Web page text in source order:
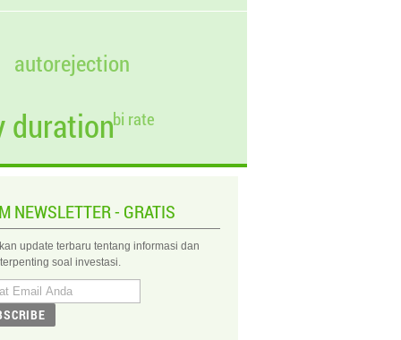
duration
autorejection
bi rate
NEWSLETTER - GRATIS
update terbaru tentang informasi dan
soal investasi.